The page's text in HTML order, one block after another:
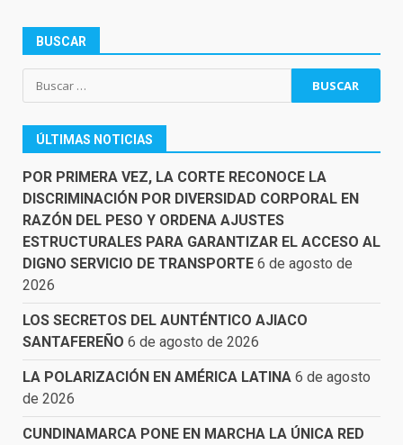
BUSCAR
Buscar:
ÚLTIMAS NOTICIAS
POR PRIMERA VEZ, LA CORTE RECONOCE LA
DISCRIMINACIÓN POR DIVERSIDAD CORPORAL EN
RAZÓN DEL PESO Y ORDENA AJUSTES
ESTRUCTURALES PARA GARANTIZAR EL ACCESO AL
DIGNO SERVICIO DE TRANSPORTE 6 de agosto de
2026
LOS SECRETOS DEL AUNTÉNTICO AJIACO
SANTAFEREÑO 6 de agosto de 2026
LA POLARIZACIÓN EN AMÉRICA LATINA 6 de agosto
de 2026
CUNDINAMARCA PONE EN MARCHA LA ÚNICA RED